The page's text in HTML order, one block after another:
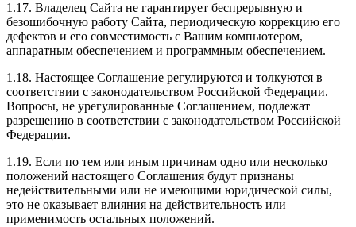
1.17. Владелец Сайта не гарантирует беспрерывную и
безошибочную работу Сайта, периодическую коррекцию его
дефектов и его совместимость с Вашим компьютером,
аппаратным обеспечением и программным обеспечением.
1.18. Настоящее Соглашение регулируются и толкуются в
соответствии с законодательством Российской Федерации.
Вопросы, не урегулированные Соглашением, подлежат
разрешению в соответствии с законодательством Российской
Федерации.
1.19. Если по тем или иным причинам одно или несколько
положений настоящего Соглашения будут признаны
недействительными или не имеющими юридической силы,
это не оказывает влияния на действительность или
применимость остальных положений.